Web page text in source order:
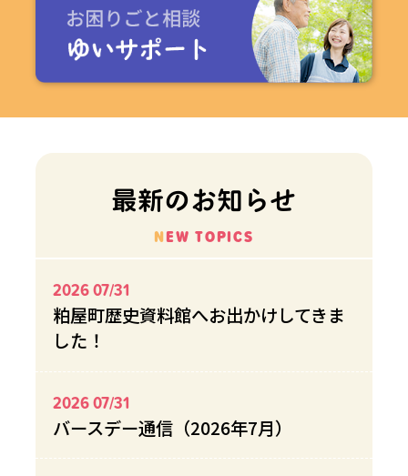
最新のお知らせ
NEW TOPICS
2026 07/31
粕屋町歴史資料館へお出かけしてきま
した！
2026 07/31
バースデー通信（2026年7月）